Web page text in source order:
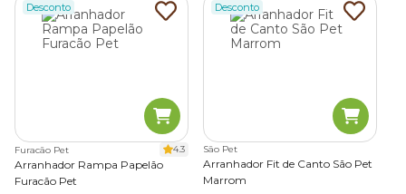
Projetado para encaixar em quinas pela casa, esse modelo
vertical e móvel economiza espaço e protege pés e laterais
5. Arranhador de gato com toca
Ideal para os felinos que adoram se esconder — outro
comportamento natural da espécie — os arranhadores com
tocas incentivam o instinto de tocaia.
Desconto
Furacão Pet 4.3
Arranhador Rampa Papelão
Furacão Pet
Desconto
São Pet
Arranhador Fit de Canto São Pet
Marrom